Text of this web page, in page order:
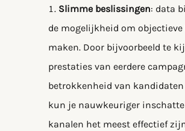
Slimme beslissingen: data
de mogelijkheid om objectieve
maken. Door bijvoorbeeld te
prestaties van eerdere
betrokkenheid van
kun je nauwkeuriger
kanalen het meest effectief